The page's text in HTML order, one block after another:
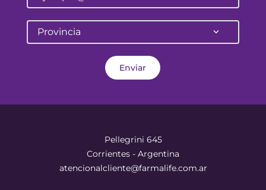
Provincia
Enviar
Pellegrini 645
Corrientes - Argentina
atencionalcliente@farmalife.com.ar